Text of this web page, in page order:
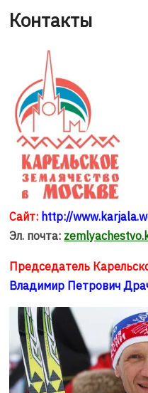
Контакты
Сайт: http://
Эл. почта:
Председатель
Владимир Петрович